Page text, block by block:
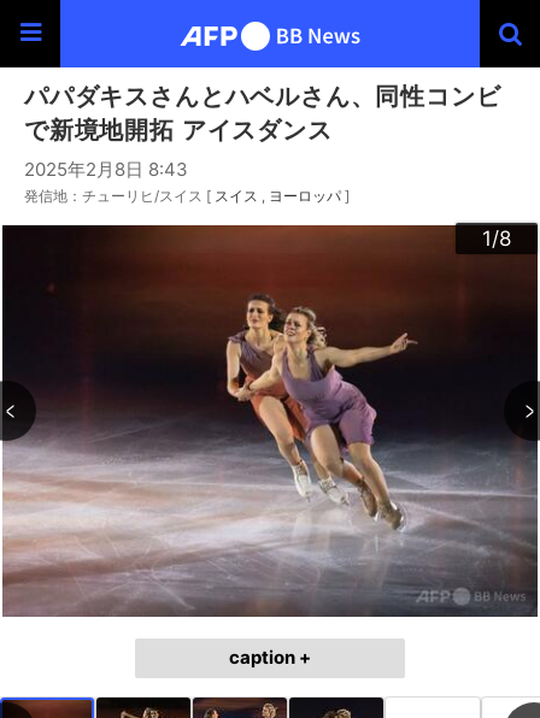
パパダキスさんとハベルさん、同性コンビ
で新境地開拓 アイスダンス
2025年2月8日 8:43
発信地：チューリヒ/スイス [ スイス ヨーロッパ ]
1/8
2/8
3/8
4/8
5/8
6/8
7/8
8/8
caption +